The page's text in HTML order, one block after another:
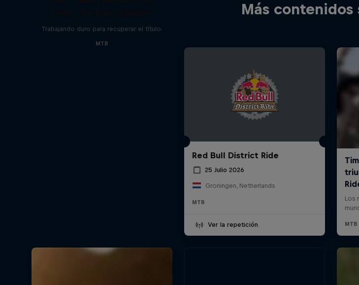
Más contenidos
Trabajando duro para recuperar el título.
MTB
Red Bull District Ride
25 Julio 2026
Groningen, Netherlands
MTB
Ver la repetición